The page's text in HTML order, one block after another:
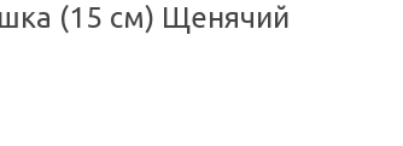
(15 см) Щенячий